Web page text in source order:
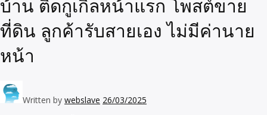
บ้าน ติดกูเกิ้ลหน้าแรก โพสต์ขาย
ที่ดิน ลูกค้ารับสายเอง ไม่มีค่านาย
หน้า
Written by webslave 26/03/2025